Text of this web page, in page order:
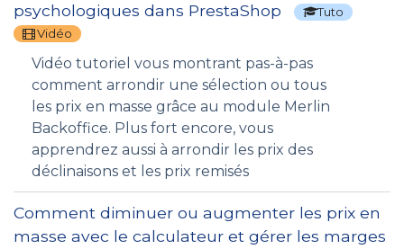
psychologiques dans PrestaShop
Tuto
Vidéo
Vidéo tutoriel vous montrant pas-à-pas
comment arrondir une sélection ou tous
les prix en masse grâce au module Merlin
Backoffice. Plus fort encore, vous
apprendrez aussi à arrondir les prix des
déclinaisons et les prix remisés
Comment diminuer ou augmenter les prix en
masse avec le calculateur et gérer les marges